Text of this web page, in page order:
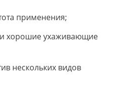
применения;
хорошие ухаживающие
нескольких видов